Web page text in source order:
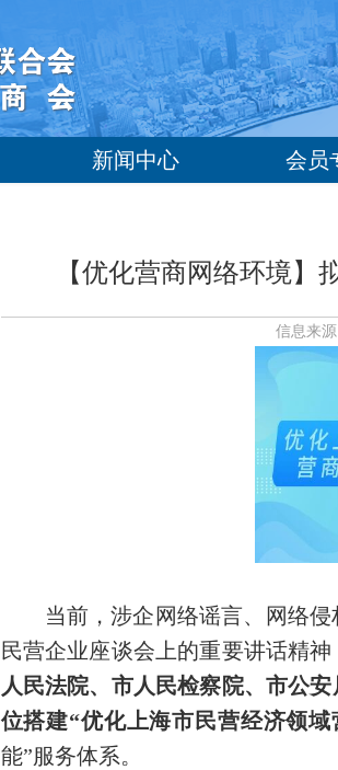
新闻中心 会员
【优化营商网络环境】
信息来
当前，涉企网络谣言、网络
民营企业座谈会上的重要讲话精
人民法院、市人民检察院、市公
位搭建“优化上海市民营经济领
能”服务体系。